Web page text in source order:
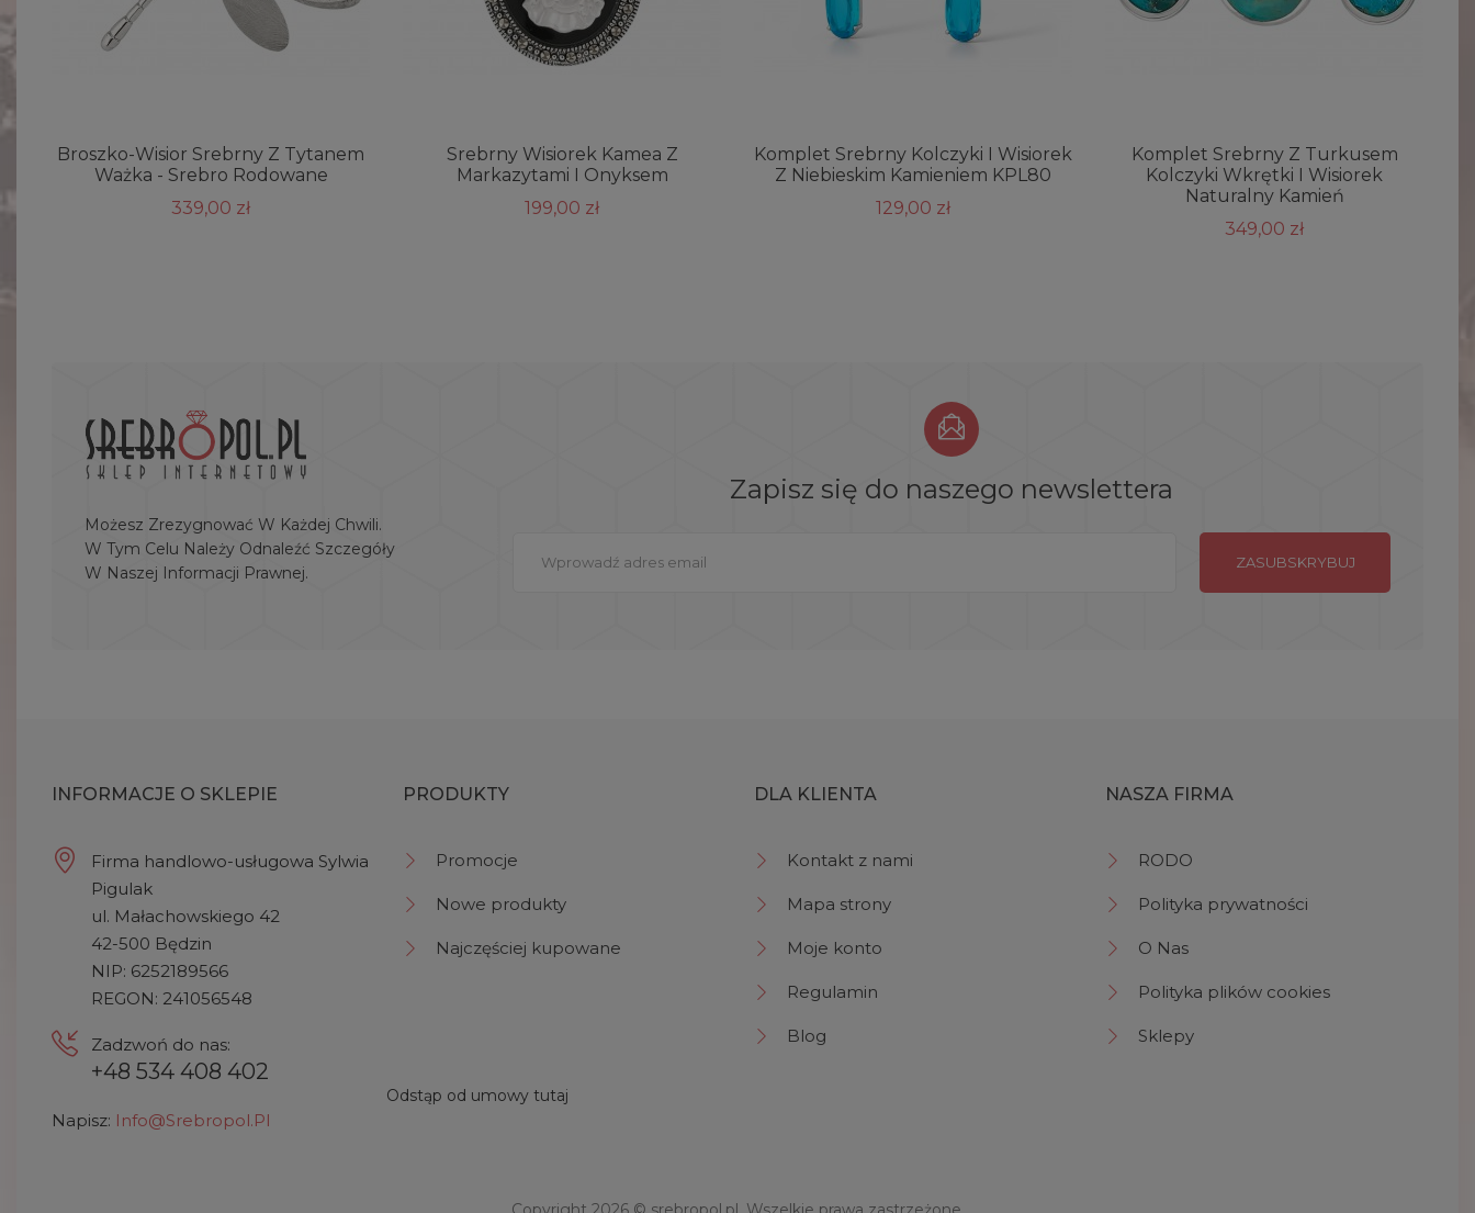
Broszko-Wisior Srebrny Z Tytanem
Ważka - Srebro Rodowane
339,00 zł
Srebrny Wisiorek Kamea Z
Markazytami I Onyksem
199,00 zł
Komplet Srebrny Kolczyki I Wisiorek
Z Niebieskim Kamieniem KPL80
129,00 zł
Komplet Srebrny Z Turkusem
Kolczyki Wkrętki I Wisiorek
Naturalny Kamień
349,00 zł
Możesz Zrezygnować W Każdej Chwili.
W Tym Celu Należy Odnaleźć Szczegóły
W Naszej Informacji Prawnej.
Zapisz się do naszego newslettera
INFORMACJE O SKLEPIE
Firma handlowo-usługowa Sylwia
Pigulak
ul. Małachowskiego 42
42-500 Będzin
NIP: 6252189566
REGON: 241056548
Zadzwoń do nas:
+48 534 408 402
Napisz: Info@srebropol.pl
PRODUKTY
Promocje
Nowe produkty
Najczęściej kupowane
DLA KLIENTA
Kontakt z nami
Mapa strony
Moje konto
Regulamin
Blog
NASZA FIRMA
RODO
Polityka prywatności
O Nas
Polityka plików cookies
Sklepy
Odstąp od umowy tutaj